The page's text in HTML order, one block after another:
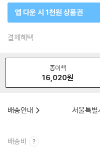
앱 다운 시 1천원 상품권
결제혜택
종이책
16,020원
배송안내
서울특별
배송비